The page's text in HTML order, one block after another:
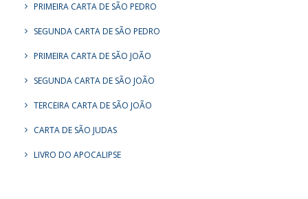
PRIMEIRA CARTA DE SÃO PEDRO
SEGUNDA CARTA DE SÃO PEDRO
PRIMEIRA CARTA DE SÃO JOÃO
SEGUNDA CARTA DE SÃO JOÃO
TERCEIRA CARTA DE SÃO JOÃO
CARTA DE SÃO JUDAS
LIVRO DO APOCALIPSE